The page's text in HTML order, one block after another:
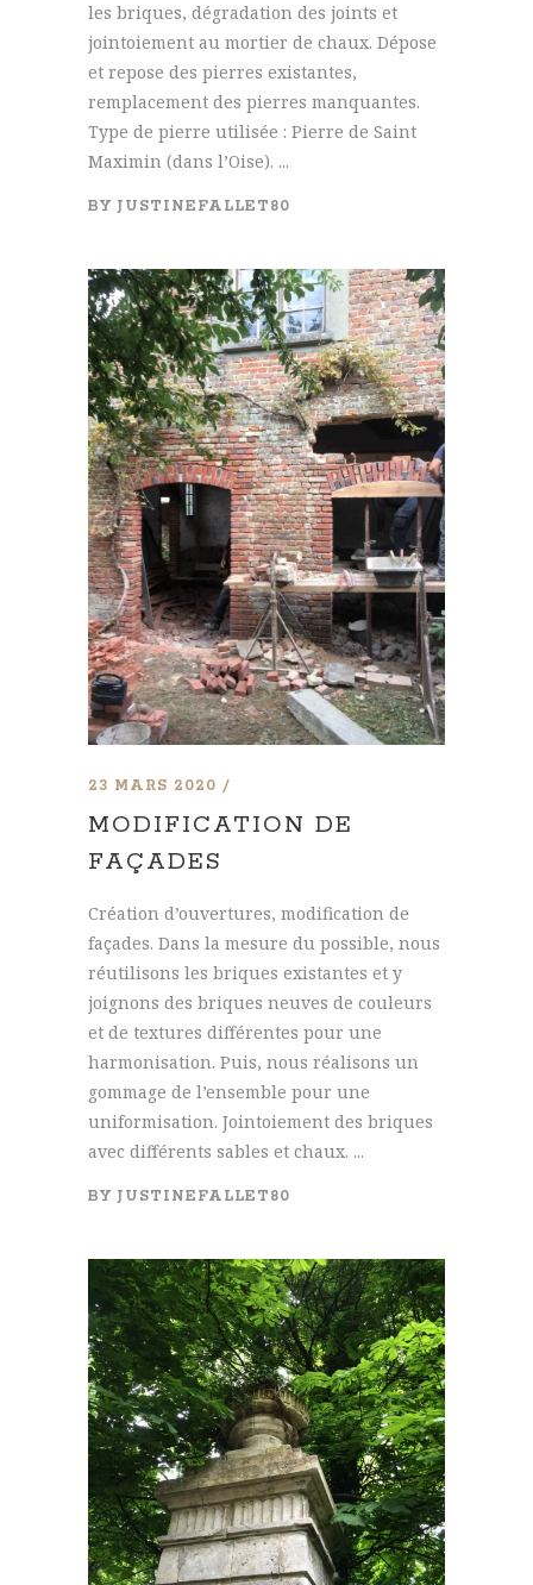
les briques, dégradation des joints et
jointoiement au mortier de chaux. Dépose
et repose des pierres existantes,
remplacement des pierres manquantes.
Type de pierre utilisée : Pierre de Saint
Maximin (dans l’Oise). ...
BY JUSTINEFALLET80
23 MARS 2020
MODIFICATION DE
FAÇADES
Création d’ouvertures, modification de
façades. Dans la mesure du possible, nous
réutilisons les briques existantes et y
joignons des briques neuves de couleurs
et de textures différentes pour une
harmonisation. Puis, nous réalisons un
gommage de l’ensemble pour une
uniformisation. Jointoiement des briques
avec différents sables et chaux. ...
BY JUSTINEFALLET80